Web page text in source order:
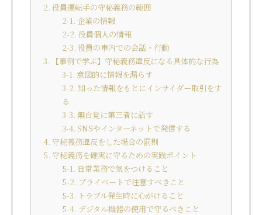
2. 役員運転手の守秘義務の範囲
2-1. 企業の情報
2-2. 役員個人の情報
2-3. 役員の車内での会話・行動
3. 【事例で学ぶ】守秘義務違反になる具体的な行為
3-1. 意図的に情報を漏らす
3-2. 知った情報をもとにインサイダー取引をす
る
3-3. 無自覚に第三者に話す
3-4. SNSやインターネットで発信する
4. 守秘義務違反をした場合の罰則
5. 守秘義務を確実に守るための実践ポイント
5-1. 日常業務で気をつけること
5-2. プライベートで注意すべきこと
5-3. トラブル発生時に心がけること
5-4. デジタル機器の使用で守るべきこと